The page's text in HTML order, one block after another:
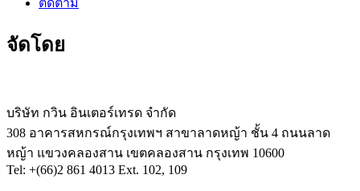
จัดโดย
บริษัท กวิน อินเตอร์เทรด จำกัด
308 อาคารสหกรณ์กรุงเทพฯ สาขาลาดหญ้า ชั้น 4 ถนนลาด
หญ้า แขวงคลองสาน เขตคลองสาน กรุงเทพ 10600
Tel: +(66)2 861 4013 Ext. 102, 109